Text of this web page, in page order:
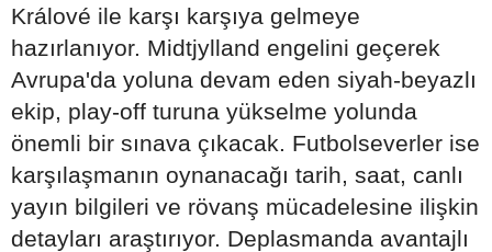
Králové ile karşı karşıya gelmeye
hazırlanıyor. Midtjylland engelini geçerek
Avrupa'da yoluna devam eden siyah-beyazlı
ekip, play-off turuna yükselme yolunda
önemli bir sınava çıkacak. Futbolseverler ise
karşılaşmanın oynanacağı tarih, saat, canlı
yayın bilgileri ve rövanş mücadelesine ilişkin
detayları araştırıyor. Deplasmanda avantajlı